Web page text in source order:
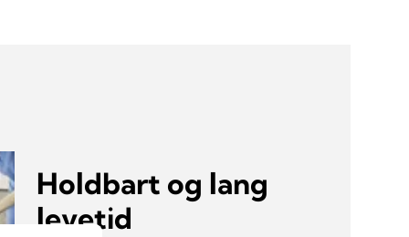
Holdbart og lang
levetid